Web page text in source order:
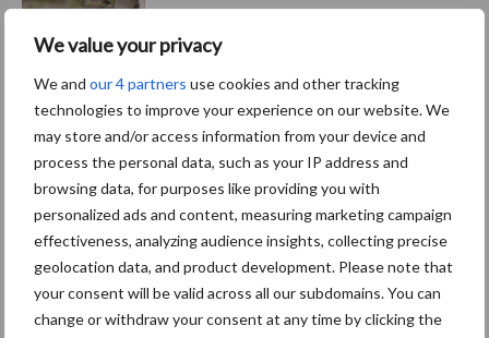
We value your privacy
We and our 4 partners use cookies and other tracking
technologies to improve your experience on our website. We
may store and/or access information from your device and
process the personal data, such as your IP address and
browsing data, for purposes like providing you with
personalized ads and content, measuring marketing campaign
effectiveness, analyzing audience insights, collecting precise
geolocation data, and product development. Please note that
your consent will be valid across all our subdomains. You can
change or withdraw your consent at any time by clicking the
ForFarmers ziet volume en
marktaandeel groeien in
krimpende Nederlandse
markt
Themapagina's
Diergezondheid Bemesting Fokkerij